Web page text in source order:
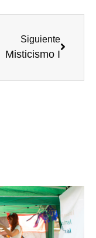
Siguiente
Misticismo I